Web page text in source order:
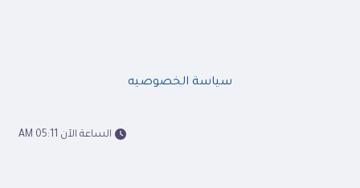
سياسة الخصوصيه
الساعة الآن 05:11 AM